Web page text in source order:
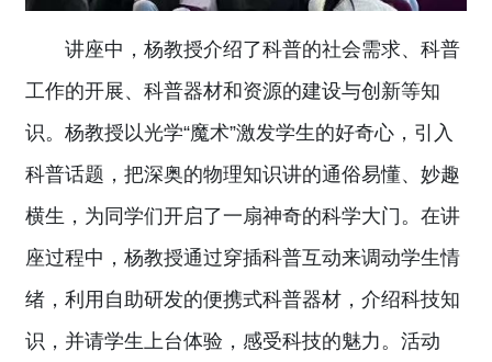
讲座中，杨教授介绍了科普的社会需求、科普
工作的开展、科普器材和资源的建设与创新等知
识。杨教授以光学“魔术”激发学生的好奇心，引入
科普话题，把深奥的物理知识讲的通俗易懂、妙趣
横生，为同学们开启了一扇神奇的科学大门。在讲
座过程中，杨教授通过穿插科普互动来调动学生情
绪，利用自助研发的便携式科普器材，介绍科技知
识，并请学生上台体验，感受科技的魅力。活动